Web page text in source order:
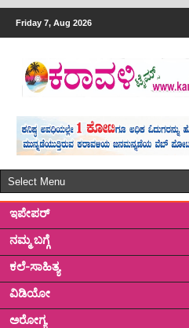
Friday 7, Aug 2026
ಇಪೇಪರ್
ನಮ್ಮ ಬಗ್ಗೆ
ಕಲೆ-ಸಾಹಿತ್ಯ
ವಿಡಿಯೋ
ಅರೋಗ್ಯ